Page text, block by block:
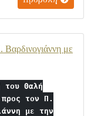
με
του Θαλή
προς τον Π.
με την